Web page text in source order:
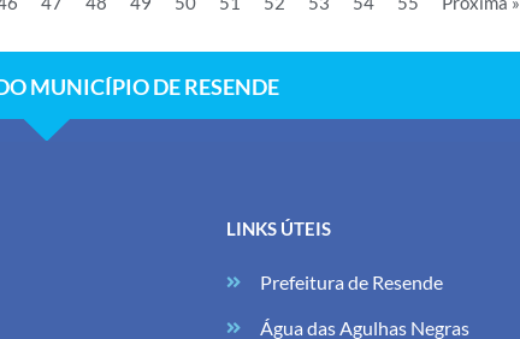
MUNICÍPIO DE RESENDE
LINKS ÚTEIS
Prefeitura de Resende
Água das Agulhas Negras